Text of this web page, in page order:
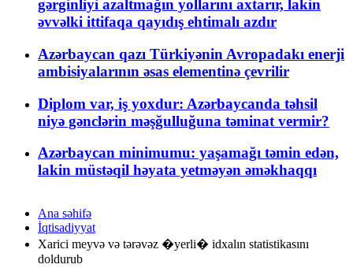
gərginliyi azaltmağın yollarını axtarır, lakin
əvvəlki ittifaqa qayıdış ehtimalı azdır
Azərbaycan qazı Türkiyənin Avropadakı enerji
ambisiyalarının əsas elementinə çevrilir
Diplom var, iş yoxdur: Azərbaycanda təhsil
niyə gənclərin məşğulluğuna təminat vermir?
Azərbaycan minimumu: yaşamağı təmin edən,
lakin müstəqil həyata yetməyən əməkhaqqı
Ana səhifə
İqtisadiyyat
Xarici meyvə və tərəvəz �yerli� idxalın statistikasını
doldurub